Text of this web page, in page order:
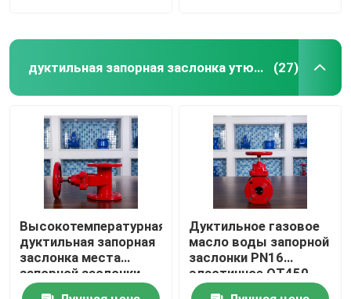
дуктильная запорная заслонка утюга (27)
Высокотемпературная
дуктильная запорная
заслонка места
запорной заслонки
QT400 QT450 утюга
Дуктильное газовое
масло воды запорной
заслонки PN16
эластичное QT450
QT400 фланца утюга